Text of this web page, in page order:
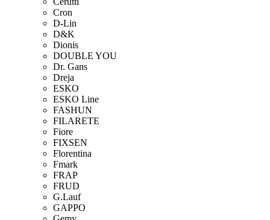
Cron
D-Lin
D&K
Dionis
DOUBLE YOU
Dr. Gans
Dreja
ESKO
ESKO Line
FASHUN
FILARETE
Fiore
FIXSEN
Florentina
Fmark
FRAP
FRUD
G.Lauf
GAPPO